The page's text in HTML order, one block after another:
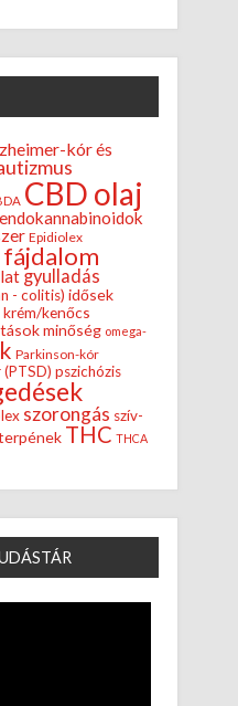
kór és
CBD olaj
endokannabinoidok
Epidiolex
fájdalom
gyulladás
- colitis) idősek
krém/kenőcs
minőség omega-
Parkinson-kór
pszichózis
szorongás szív-
THC THCA